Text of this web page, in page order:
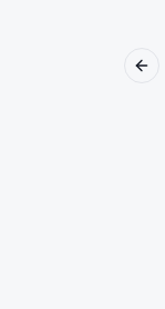
Avital — Digital HR
Previous slide